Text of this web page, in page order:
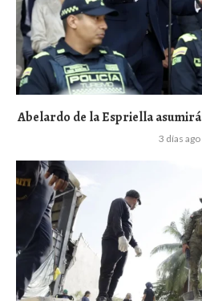
Abelardo de la Espriella
3 días ago